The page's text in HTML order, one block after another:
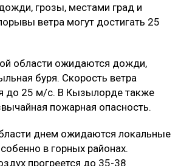
грозы, местами град и
ветра могут достигать 25
области ожидаются дожди,
буря. Скорость ветра
до 25 м/с. В Кызылорде также
пожарная опасность.
днем ожидаются локальные
в горных районах.
прогреется до 35-38